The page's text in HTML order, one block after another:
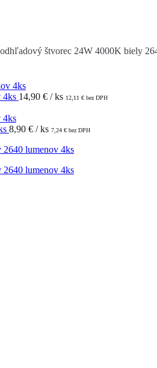
štvorec 24W 4000K biely
4ks 14,90 € / ks 12,11 € bez DPH
8,90 € / ks 7,24 € bez DPH